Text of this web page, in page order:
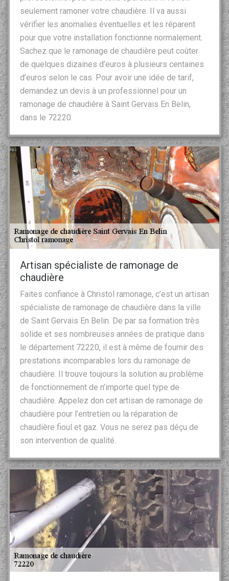
seulement ramoner votre chaudière. Il va aussi
vérifier les anomalies éventuelles et les réparent
pour que votre installation fonctionne normalement.
Sachez que le ramonage de chaudière peut coûter
de quelques dizaines d’euros à plusieurs centaines
d’euros selon le cas. Pour avoir une idée de tarif,
demandez un devis à un professionnel pour un
ramonage de chaudière à Saint Gervais En Belin,
dans le 72220.
Artisan spécialiste de ramonage de
chaudière
Faites confiance à Christol ramonage, c’est un artisan
spécialiste de ramonage de chaudière dans la ville
de Saint Gervais En Belin. De par sa formation très
solide et ses nombreuses années de pratique dans
le département 72220, il est à même de fournir des
prestations incomparables lors du ramonage de
chaudière. Il trouve toujours la solution au problème
de fonctionnement de n’importe quel type de
chaudière. Appelez don cet artisan de ramonage de
chaudière pour l’entretien ou la réparation de
chaudière fioul et gaz. Vous ne serez pas déçu de
son intervention de qualité.